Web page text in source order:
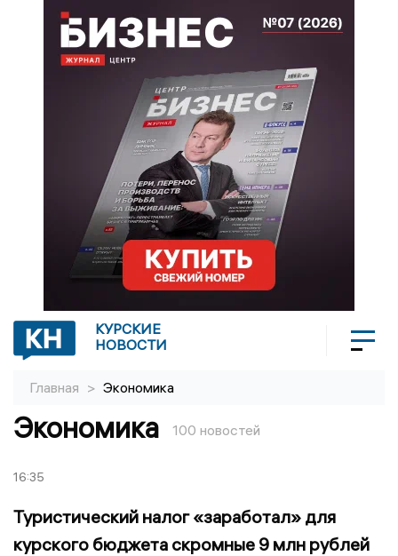
КУРСКИЕ
НОВОСТИ
Главная > Экономика
Экономика 100 новостей
16:35
Туристический налог «заработал» для
курского бюджета скромные 9 млн рублей